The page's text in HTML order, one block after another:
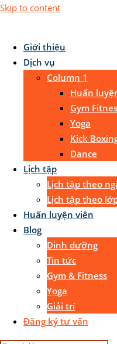
Skip to content
Giới thiệu
Dịch vụ
Column 1
Huấn
Gym
Yoga
Kick
Dance
Lịch tập
Lịch tập theo
Lịch tập theo
Huấn luyện viên
Blog
Dinh dưỡng
Tin tức
Gym & Fitness
Yoga
Giải trí
Đăng ký tư vấn